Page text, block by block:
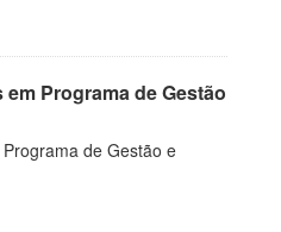
Programa de Gestão
de Gestão e